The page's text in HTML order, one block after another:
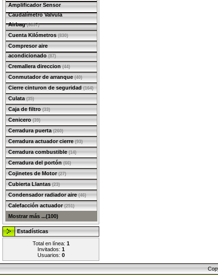
Amplificador Sensor
Caudalímetro Valvula
Airbag(6897)
Cuenta Kilómetros (830)
Compresor aire
acondicionado(87)
Cremallera direccion (44)
Conmutador de arranque (40)
Cierre cinturon de seguridad (164)
Culata (35)
Caja de filtro (33)
Cenicero (39)
Cerradura puerta (260)
Cerradura actuador cierre (93)
Cerradura combustible (14)
Cerradura del portón (66)
Cojinetes de Motor (27)
Cubierta Llantas (23)
Condensador radiador aire (46)
Calefacción actuador (251)
Mostrar más ...(100)
Estadísticas
Total en línea: 1
Invitados: 1
Usuarios: 0